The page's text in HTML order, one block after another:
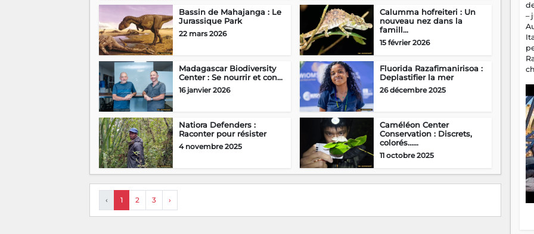
Bassin de Mahajanga : Le
Jurassique Park
22 mars 2026
Calumma hofreiteri : Un
nouveau nez dans la
famill...
15 février 2026
Madagascar Biodiversity
Center : Se nourrir et con...
16 janvier 2026
Fluorida Razafimanirisoa :
Deplastifier la mer
26 décembre 2025
Natiora Defenders :
Raconter pour résister
4 novembre 2025
Caméléon Center
Conservation : Discrets,
colorés…...
11 octobre 2025
‹ 1 2 3 ›
–